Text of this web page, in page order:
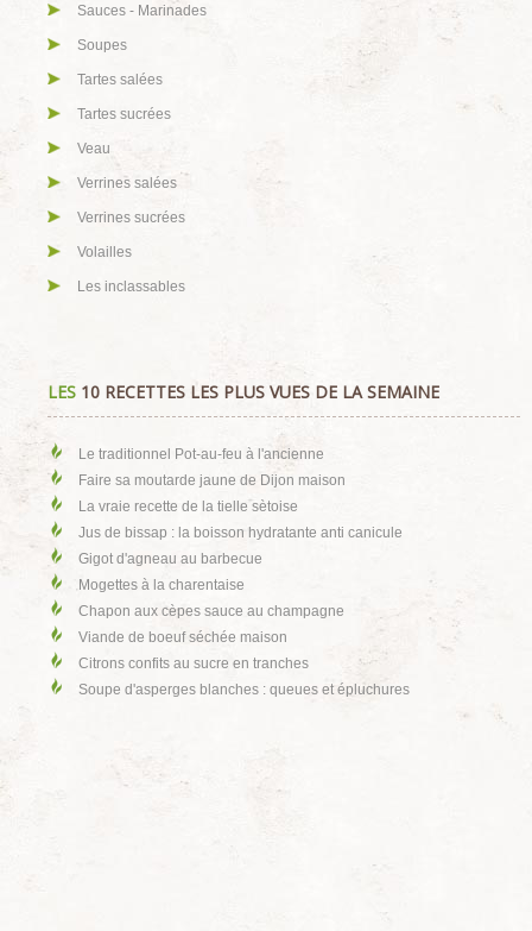
Sauces - Marinades
Soupes
Tartes salées
Tartes sucrées
Veau
Verrines salées
Verrines sucrées
Volailles
Les inclassables
LES 10 RECETTES LES PLUS VUES DE LA SEMAINE
Le traditionnel Pot-au-feu à l'ancienne
Faire sa moutarde jaune de Dijon maison
La vraie recette de la tielle sètoise
Jus de bissap : la boisson hydratante anti canicule
Gigot d'agneau au barbecue
Mogettes à la charentaise
Chapon aux cèpes sauce au champagne
Viande de boeuf séchée maison
Citrons confits au sucre en tranches
Soupe d'asperges blanches : queues et épluchures